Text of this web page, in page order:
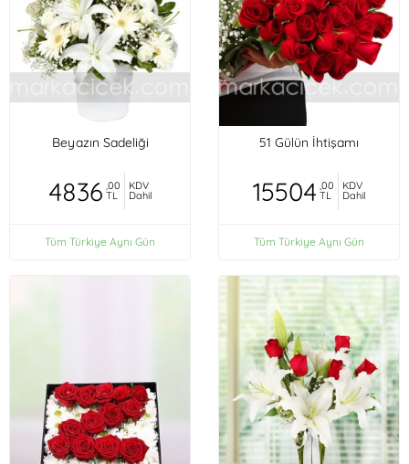
Beyazın Sadeliği
4836 ,00
TL
KDV
Dahil
Tüm Türkiye Aynı Gün
51 Gülün İhtişamı
15504 ,00
TL
KDV
Dahil
Tüm Türkiye Aynı Gün